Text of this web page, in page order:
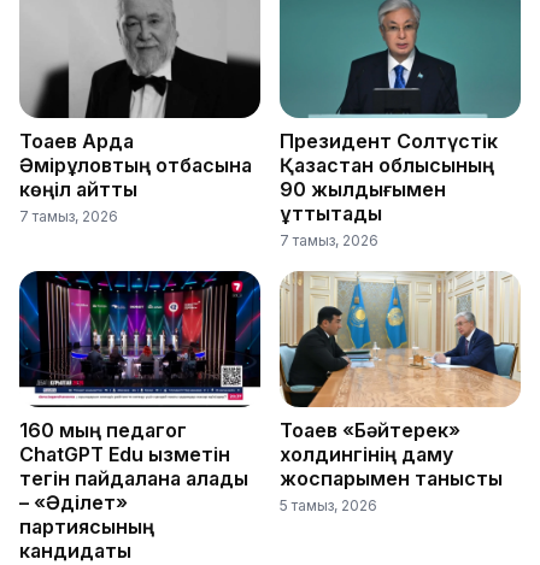
Тоқаев Ардақ
Әмірқұловтың отбасына
көңіл айтты
7 тамыз, 2026
Президент Солтүстік
Қазақстан облысының
90 жылдығымен
құттықтады
7 тамыз, 2026
160 мың педагог
ChatGPT Edu қызметін
тегін пайдалана алады
– «Әділет»
партиясының
кандидаты
Тоқаев «Бәйтерек»
холдингінің даму
жоспарымен танысты
5 тамыз, 2026